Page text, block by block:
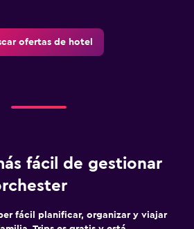
ofertas de hotel
fácil de gestionar
fácil planificar, organizar y viajar